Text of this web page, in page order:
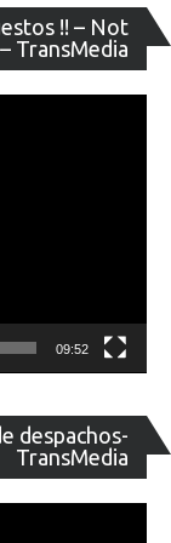
!! – Not
TransMedia
de
09:52
despachos-
TransMedia
de